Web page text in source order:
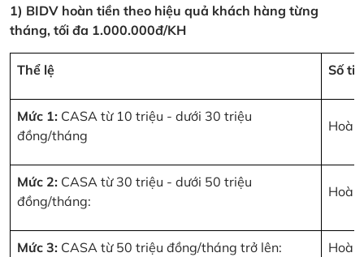
1) BIDV hoàn tiền theo hiệu quả khách hàng từng
tháng, tối đa 1.000.000đ/KH
Thể lệ Số
Mức 1: CASA từ 10 triệu - dưới 30 triệu
đồng/tháng
Mức 2: CASA từ 30 triệu - dưới 50 triệu
đồng/tháng:
Mức 3: CASA từ 50 triệu đồng/tháng trở lên: